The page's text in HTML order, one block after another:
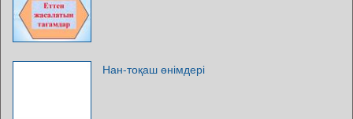
Нан-тоқаш өнімдері